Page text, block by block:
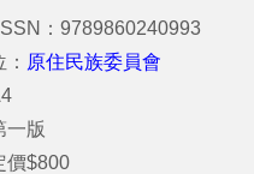
：9789860240993
原住民族委員會
一版
價$800